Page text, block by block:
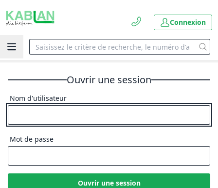
Connexion
Ouvrir une session
Nom d'utilisateur
Mot de passe
Ouvrir une session